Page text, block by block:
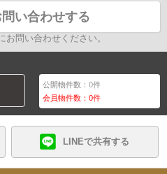
い合わせする
お問い合わせください。
公開物件数：0件
会員物件数：0件
LINEで共有する